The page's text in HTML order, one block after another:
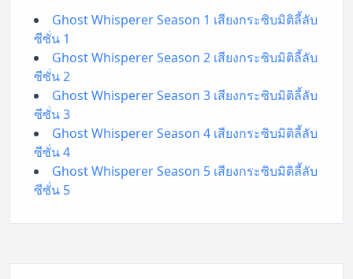
Ghost Whisperer Season 1 เสียงกระซิบมิติลี้ลับ
ซีซั่น 1
Ghost Whisperer Season 2 เสียงกระซิบมิติลี้ลับ
ซีซั่น 2
Ghost Whisperer Season 3 เสียงกระซิบมิติลี้ลับ
ซีซั่น 3
Ghost Whisperer Season 4 เสียงกระซิบมิติลี้ลับ
ซีซั่น 4
Ghost Whisperer Season 5 เสียงกระซิบมิติลี้ลับ
ซีซั่น 5